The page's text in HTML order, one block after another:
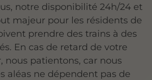
notre disponibilité 24h/24 et
majeur pour les résidents de
prendre des trains à des
En cas de retard de votre
nous patientons, car nous
aléas ne dépendent pas de